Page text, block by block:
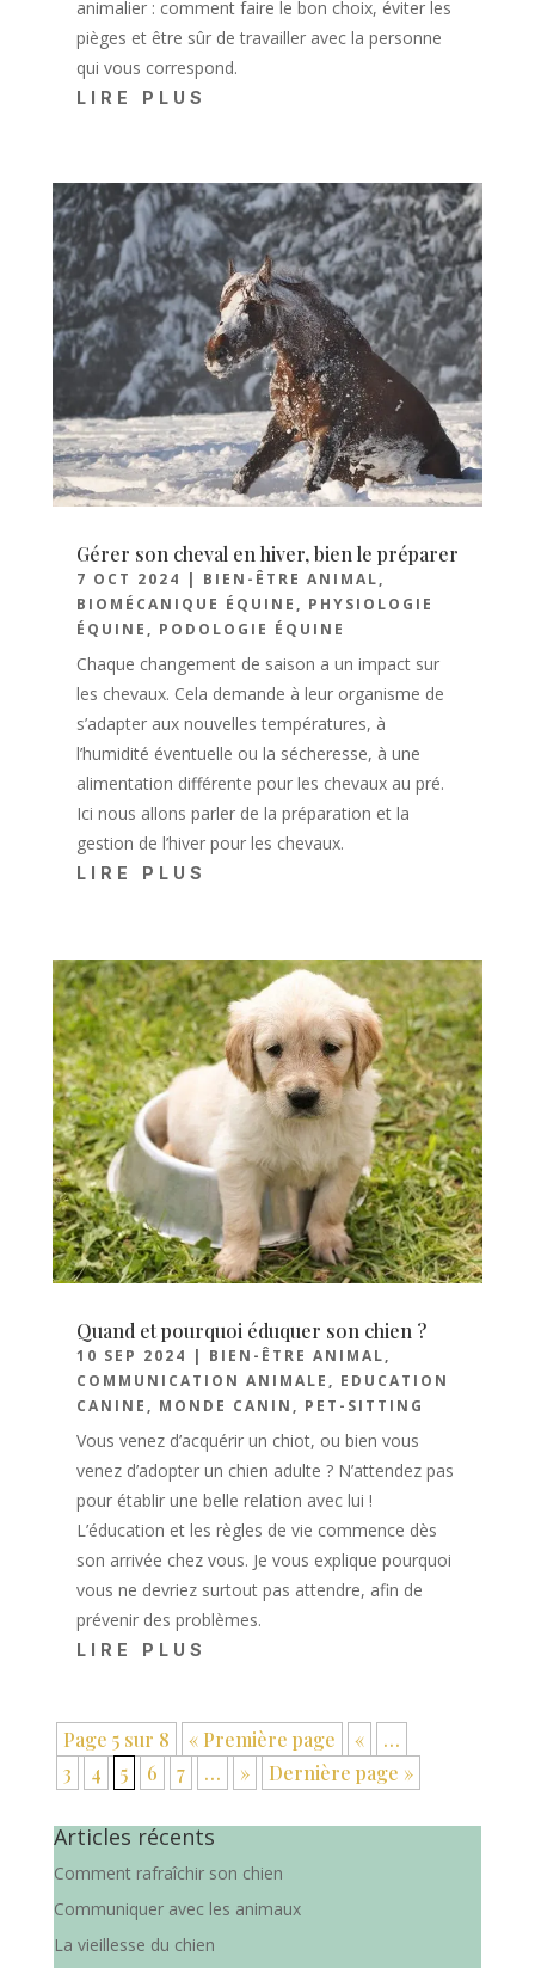
animalier : comment faire le bon choix, éviter les
pièges et être sûr de travailler avec la personne
qui vous correspond.
LIRE PLUS
Gérer son cheval en hiver, bien le préparer
7 OCT 2024 | BIEN-ÊTRE ANIMAL,
BIOMÉCANIQUE ÉQUINE , PHYSIOLOGIE
ÉQUINE , PODOLOGIE ÉQUINE
Chaque changement de saison a un impact sur
les chevaux. Cela demande à leur organisme de
s’adapter aux nouvelles températures, à
l’humidité éventuelle ou la sécheresse, à une
alimentation différente pour les chevaux au pré.
Ici nous allons parler de la préparation et la
gestion de l’hiver pour les chevaux.
LIRE PLUS
Quand et pourquoi éduquer son chien ?
10 SEP 2024 | BIEN-ÊTRE ANIMAL,
COMMUNICATION ANIMALE , EDUCATION
CANINE , MONDE CANIN , PET-SITTING
Vous venez d’acquérir un chiot, ou bien vous
venez d’adopter un chien adulte ? N’attendez pas
pour établir une belle relation avec lui !
L’éducation et les règles de vie commence dès
son arrivée chez vous. Je vous explique pourquoi
vous ne devriez surtout pas attendre, afin de
prévenir des problèmes.
LIRE PLUS
Page 5 sur 8 « Première page «
…
3
4 5 6 7 … » Dernière page »
Articles récents
Comment rafraîchir son chien
Communiquer avec les animaux
La vieillesse du chien